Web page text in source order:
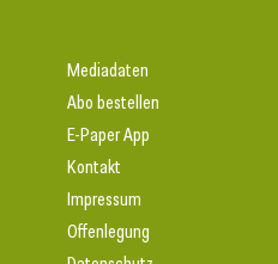
Mediadaten
Abo bestellen
E-Paper App
Kontakt
Impressum
Offenlegung